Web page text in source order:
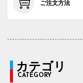
ご注文方法
カテゴリ
CATEGORY